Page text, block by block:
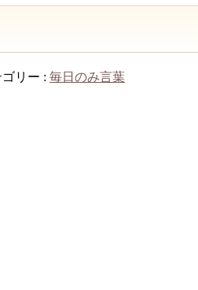
ゴリー : 毎日のみ言葉